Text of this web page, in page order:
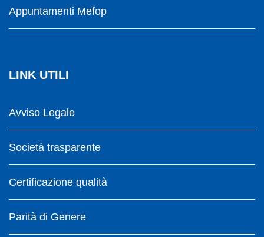
Appuntamenti Mefop
LINK UTILI
Avviso Legale
Società trasparente
Certificazione qualità
Parità di Genere